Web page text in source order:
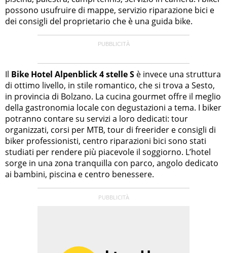
possono usufruire di mappe, servizio riparazione bici e
dei consigli del proprietario che è una guida bike.
Il Bike Hotel Alpenblick 4 stelle S è invece una struttura
di ottimo livello, in stile romantico, che si trova a Sesto,
in provincia di Bolzano. La cucina gourmet offre il meglio
della gastronomia locale con degustazioni a tema. I biker
potranno contare su servizi a loro dedicati: tour
organizzati, corsi per MTB, tour di freerider e consigli di
biker professionisti, centro riparazioni bici sono stati
studiati per rendere più piacevole il soggiorno. L’hotel
sorge in una zona tranquilla con parco, angolo dedicato
ai bambini, piscina e centro benessere.